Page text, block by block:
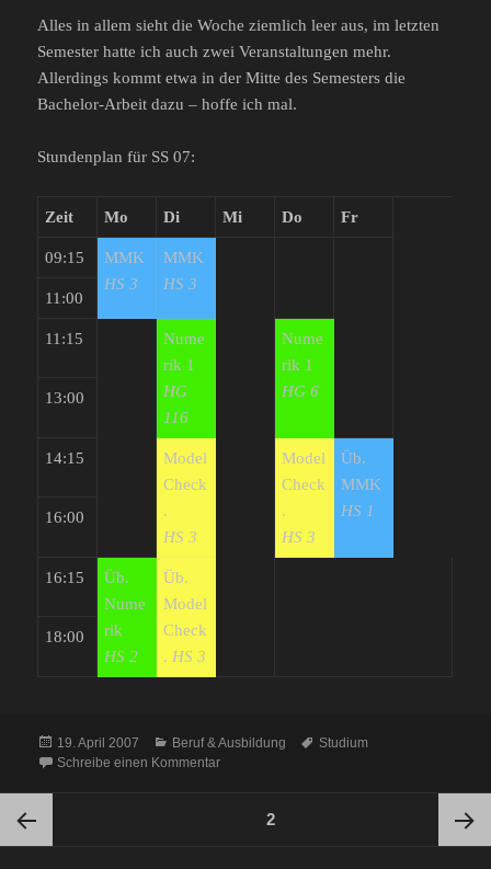
Alles in allem sieht die Woche ziemlich leer aus, im letzten
Semester hatte ich auch zwei Veranstaltungen mehr.
Allerdings kommt etwa in der Mitte des Semesters die
Bachelor-Arbeit dazu – hoffe ich mal.
Stundenplan für SS 07:
Zeit Mo Di Mi Do Fr
09:15
MMK
HS 3
MMK
HS 3
11:00
11:15
Nume
rik 1
HG
116
Nume
rik 1
HG 6
13:00
14:15
Model
Check
.
HS 3
Model
Check
.
HS 3
Üb.
MMK
HS 1
16:00
16:15
Üb.
Nume
rik
HS 2
Üb.
Model
Check
. HS 3
18:00
Veröffentlicht
am
19. April 2007 Kategorien
Beruf & Ausbildung Schlagwörter
Studium
Schreibe einen Kommentarzu Stundenplan aktualisiert
der
SEITE2